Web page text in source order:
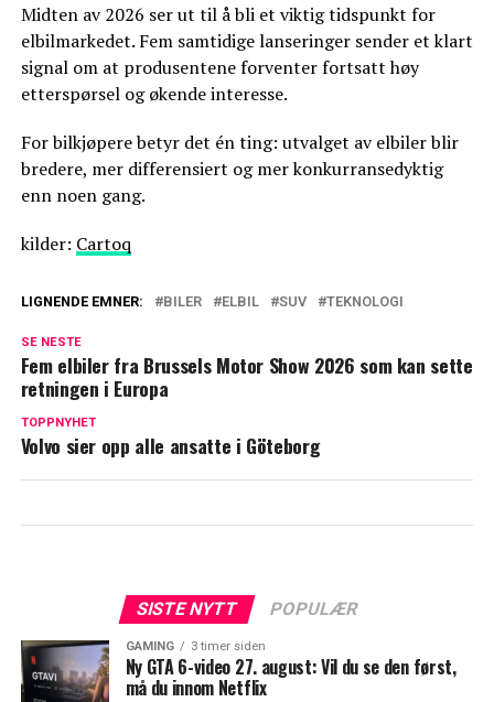
Midten av 2026 ser ut til å bli et viktig tidspunkt for
elbilmarkedet. Fem samtidige lanseringer sender et klart
signal om at produsentene forventer fortsatt høy
etterspørsel og økende interesse.
For bilkjøpere betyr det én ting: utvalget av elbiler blir
bredere, mer differensiert og mer konkurransedyktig
enn noen gang.
kilder: Cartoq
LIGNENDE EMNER: BILER ELBIL SUV TEKNOLOGI
SE NESTE
Fem elbiler fra Brussels Motor Show 2026 som kan sette
retningen i Europa
TOPPNYHET
Volvo sier opp alle ansatte i Göteborg
SISTE NYTT POPULÆR
GAMING 3 timer siden
Ny GTA 6-video 27. august: Vil du se den først,
må du innom Netflix